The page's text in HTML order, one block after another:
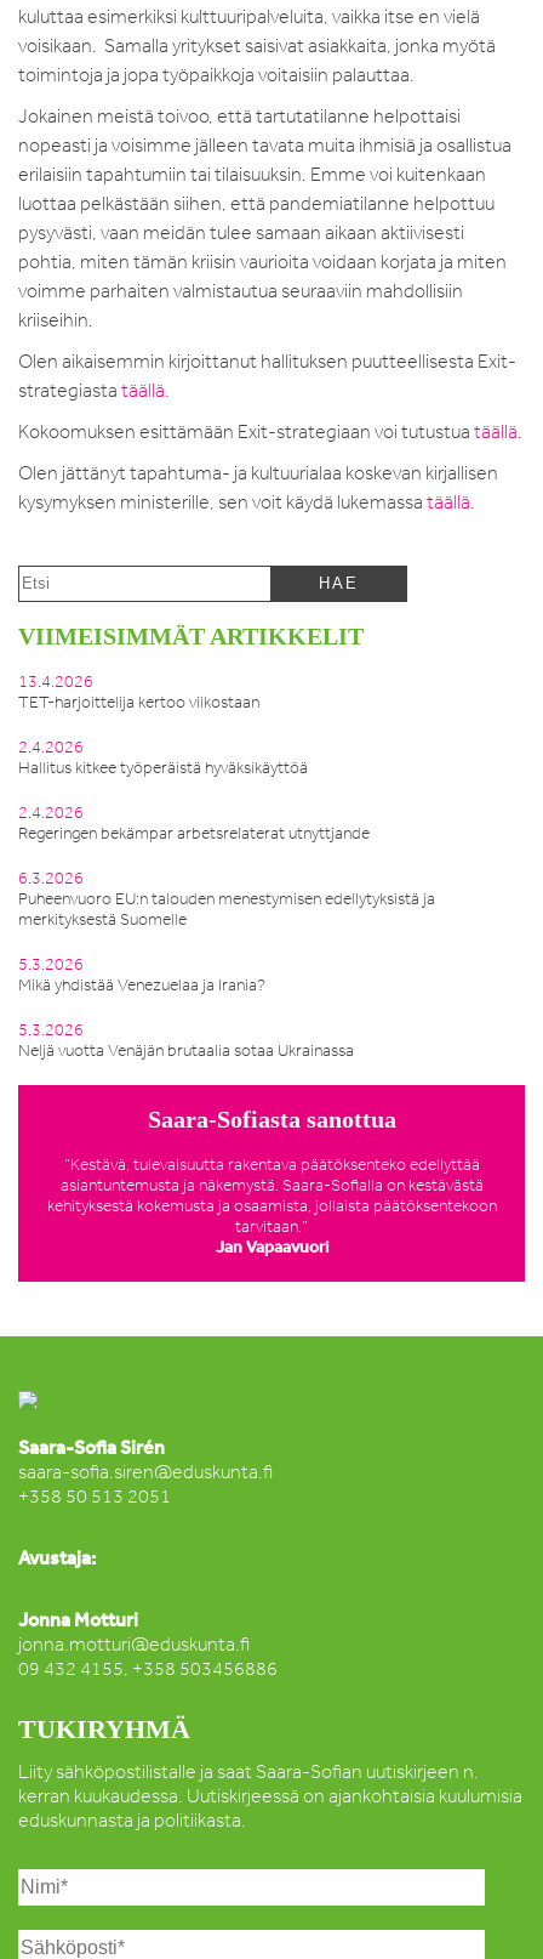
kuluttaa esimerkiksi kulttuuripalveluita, vaikka itse en vielä
voisikaan. Samalla yritykset saisivat asiakkaita, jonka myötä
toimintoja ja jopa työpaikkoja voitaisiin palauttaa.
Jokainen meistä toivoo, että tartutatilanne helpottaisi
nopeasti ja voisimme jälleen tavata muita ihmisiä ja osallistua
erilaisiin tapahtumiin tai tilaisuuksin. Emme voi kuitenkaan
luottaa pelkästään siihen, että pandemiatilanne helpottuu
pysyvästi, vaan meidän tulee samaan aikaan aktiivisesti
pohtia, miten tämän kriisin vaurioita voidaan korjata ja miten
voimme parhaiten valmistautua seuraaviin mahdollisiin
kriiseihin.
Olen aikaisemmin kirjoittanut hallituksen puutteellisesta Exit-
strategiasta täällä.
Kokoomuksen esittämään Exit-strategiaan voi tutustua täällä.
Olen jättänyt tapahtuma- ja kultuurialaa koskevan kirjallisen
kysymyksen ministerille, sen voit käydä lukemassa täällä.
VIIMEISIMMÄT ARTIKKELIT
13.4.2026
TET-harjoittelija kertoo viikostaan
2.4.2026
Hallitus kitkee työperäistä hyväksikäyttöä
2.4.2026
Regeringen bekämpar arbetsrelaterat utnyttjande
6.3.2026
Puheenvuoro EU:n talouden menestymisen edellytyksistä ja
merkityksestä Suomelle
5.3.2026
Mikä yhdistää Venezuelaa ja Irania?
5.3.2026
Neljä vuotta Venäjän brutaalia sotaa Ukrainassa
Saara-Sofiasta sanottua
”Kestävä, tulevaisuutta rakentava päätöksenteko edellyttää
asiantuntemusta ja näkemystä. Saara-Sofialla on kestävästä
kehityksestä kokemusta ja osaamista, jollaista päätöksentekoon
tarvitaan.”
Jan Vapaavuori
Saara-Sofia Sirén
saara-sofia.siren@eduskunta.fi
+358 50 513 2051
Avustaja:
Jonna Motturi
jonna.motturi@eduskunta.fi
09 432 4155, +358 503456886
TUKIRYHMÄ
Liity sähköpostilistalle ja saat Saara-Sofian uutiskirjeen n.
kerran kuukaudessa. Uutiskirjeessä on ajankohtaisia kuulumisia
eduskunnasta ja politiikasta.